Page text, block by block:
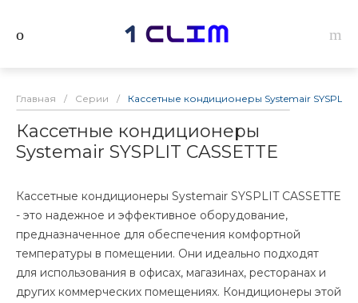
Главная / Серии / Кассетные кондиционеры Systemair SYSPLIT
Кассетные кондиционеры
Systemair SYSPLIT CASSETTE
Кассетные кондиционеры Systemair SYSPLIT CASSETTE
- это надежное и эффективное оборудование,
предназначенное для обеспечения комфортной
температуры в помещении. Они идеально подходят
для использования в офисах, магазинах, ресторанах и
других коммерческих помещениях. Кондиционеры этой